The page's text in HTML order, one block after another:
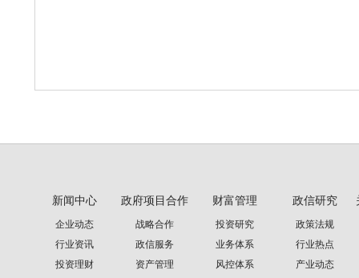
新闻中心
企业动态
行业资讯
投资理财
政府项目合作
战略合作
政信服务
资产管理
财富管理
投资研究
业务体系
风控体系
政信研究
政策法规
行业热点
产业动态